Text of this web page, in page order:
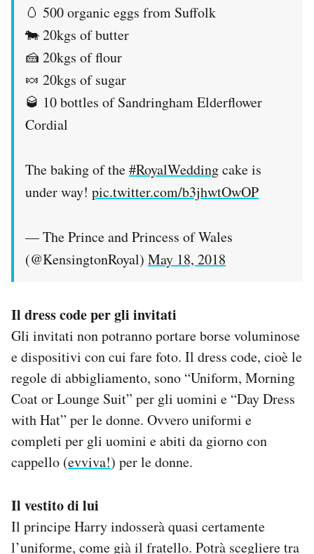
🥚 500 organic eggs from Suffolk
🐄 20kgs of butter
🍰 20kgs of flour
🍬 20kgs of sugar
🥃 10 bottles of Sandringham Elderflower
Cordial
The baking of the#RoyalWeddingcake is
under way! pic.twitter.com/b3jhwtOwOP
— The Prince and Princess of Wales
(@KensingtonRoyal) May 18, 2018
Il dress code per gli invitati
Gli invitati non potranno portare borse voluminose
e dispositivi con cui fare foto. Il dress code, cioè le
regole di abbigliamento, sono “Uniform, Morning
Coat or Lounge Suit” per gli uomini e “Day Dress
with Hat” per le donne. Ovvero uniformi e
completi per gli uomini e abiti da giorno con
cappello (evviva!) per le donne.
Il vestito di lui
Il principe Harry indosserà quasi certamente
l’uniforme, come già il fratello. Potrà scegliere tra